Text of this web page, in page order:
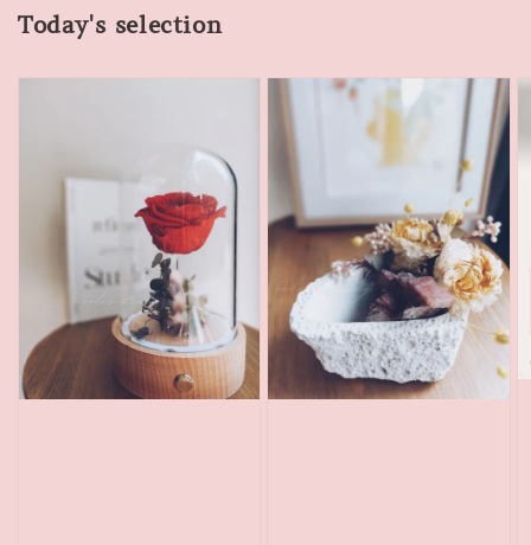
Today's selection